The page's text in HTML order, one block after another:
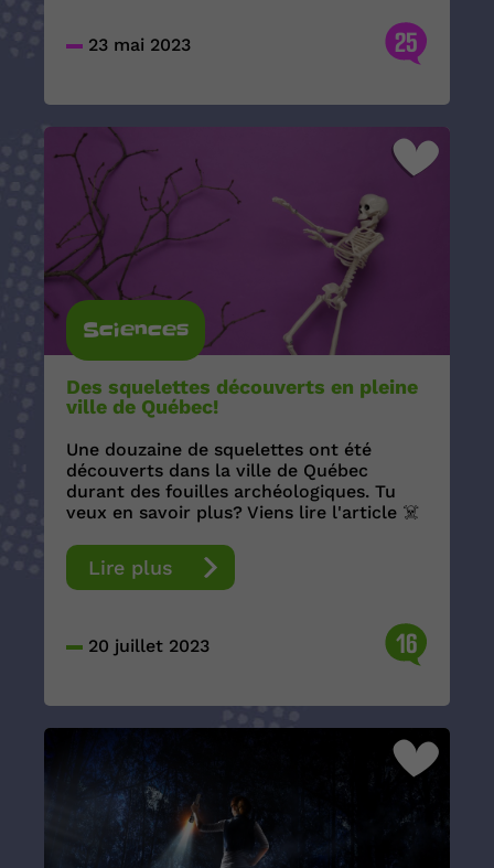
23 mai 2023 25
Sciences
Des squelettes découverts en pleine
ville de Québec!
Une douzaine de squelettes ont été
découverts dans la ville de Québec
durant des fouilles archéologiques. Tu
veux en savoir plus? Viens lire l'article ☠️
Lire plus
20 juillet 2023 16